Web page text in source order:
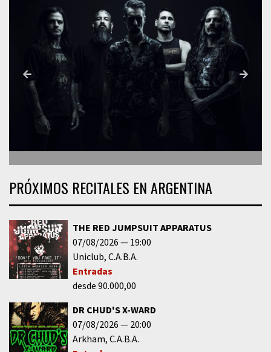
PRÓXIMOS RECITALES EN ARGENTINA
THE RED JUMPSUIT APPARATUS
07/08/2026
19:00
Uniclub C.A.B.A.
Entradas
desde 90.000,00
DR CHUD'S X-WARD
07/08/2026
20:00
Arkham C.A.B.A.